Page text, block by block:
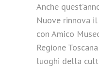
Anche
Nuove rinnova
con Amico
Regione
luoghi della